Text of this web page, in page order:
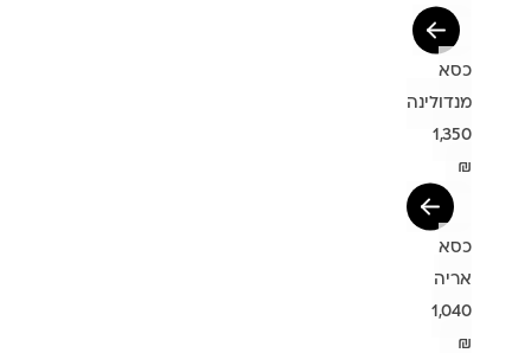
כסא
מנדולינה
1,350
₪
כסא
אריה
1,040
₪